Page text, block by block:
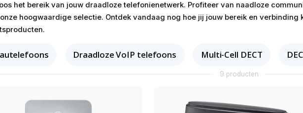
het bereik van jouw draadloze telefonienetwerk. Profiteer van naadloze
hoogwaardige selectie. Ontdek vandaag nog hoe jij jouw bereik en verbinding
Draadloze VoIP telefoons Multi-Cell DECT
9 producten